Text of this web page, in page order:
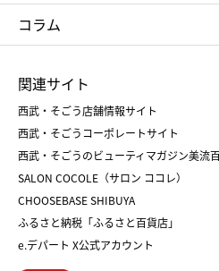
クリニーク
ねんりん家
シュタイフ
お中元
ひな人形
父の日
クリスマスケーキ
ホワイトデー
コラム
菓子折り
和菓子
人気のギフト
バレンタイン
おせち
フード
関連サイト
西武・そごう店舗情報サイト
西武・そごうコーポレートサイト
西武・そごうのビューティマガジン美流
SALON COCOLE（サロン ココレ）
CHOOSEBASE SHIBUYA
ふるさと納税「ふるさと百貨店」
e.デパート X公式アカウント